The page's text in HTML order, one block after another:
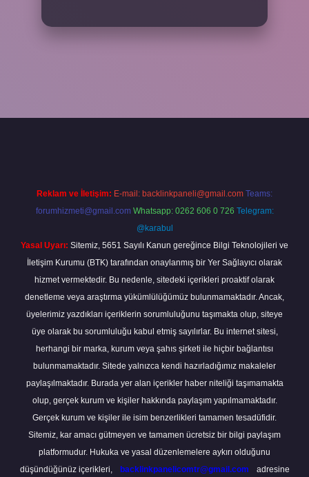
Reklam ve İletişim: E-mail: backlinkpaneli@gmail.com Teams:
forumhizmeti@gmail.com Whatsapp: 0262 606 0 726 Telegram:
@karabul
Yasal Uyarı: Sitemiz, 5651 Sayılı Kanun gereğince Bilgi Teknolojileri ve
İletişim Kurumu (BTK) tarafından onaylanmış bir Yer Sağlayıcı olarak
hizmet vermektedir. Bu nedenle, sitedeki içerikleri proaktif olarak
denetleme veya araştırma yükümlülüğümüz bulunmamaktadır. Ancak,
üyelerimiz yazdıkları içeriklerin sorumluluğunu taşımakta olup, siteye
üye olarak bu sorumluluğu kabul etmiş sayılırlar. Bu internet sitesi,
herhangi bir marka, kurum veya şahıs şirketi ile hiçbir bağlantısı
bulunmamaktadır. Sitede yalnızca kendi hazırladığımız makaleler
paylaşılmaktadır. Burada yer alan içerikler haber niteliği taşımamakta
olup, gerçek kurum ve kişiler hakkında paylaşım yapılmamaktadır.
Gerçek kurum ve kişiler ile isim benzerlikleri tamamen tesadüfidir.
Sitemiz, kar amacı gütmeyen ve tamamen ücretsiz bir bilgi paylaşım
platformudur. Hukuka ve yasal düzenlemelere aykırı olduğunu
düşündüğünüz içerikleri,
backlinkpanelicomtr@gmail.com adresine